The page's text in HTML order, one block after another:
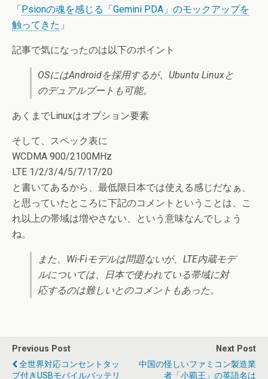
「Psionの魂を感じる「Gemini PDA」のモックアップを
触ってきた 」
記事で気になったのは以下のポイント
OSにはAndroidを採用するが、Ubuntu Linuxと
のデュアルブートも可能。
あくまでLinuxはオプション要素
そして、スペック表に
WCDMA 900/2100MHz
LTE 1/2/3/4/5/7/17/20
と書いてあるから、最低限日本では使える感じだなぁ、
と思っていたところに下記のコメントということは、こ
れ以上の帯域は増やさない、という意味なんでしょう
ね。
また、Wi-Fiモデルは問題ないが、LTE内蔵モデ
ルについては、日本で使われている帯域に対
応するのは難しいとのコメントもあった。
Previous Post
全世界対応コンセントタッ
プ付きUSBモバイルバッテリ
Next Post
中国の怪しいファミコン製造業
者「小覇王」の英語名は